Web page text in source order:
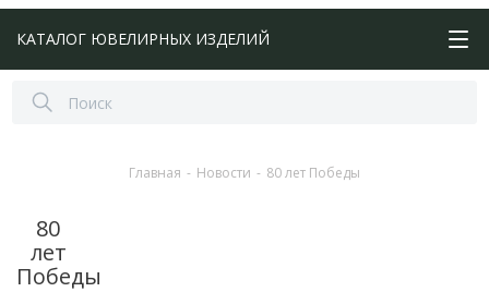
КАТАЛОГ ЮВЕЛИРНЫХ ИЗДЕЛИЙ
Главная - Новости - 80 лет Победы
80
лет
Победы